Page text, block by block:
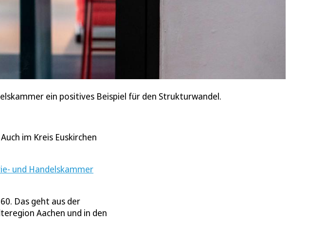
ein positives Beispiel für den Strukturwandel.
im Kreis Euskirchen
und Handelskammer
Das geht aus der
Aachen und in den